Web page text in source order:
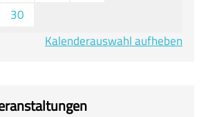
und Oberstufe
30
Kalenderauswahl aufheben